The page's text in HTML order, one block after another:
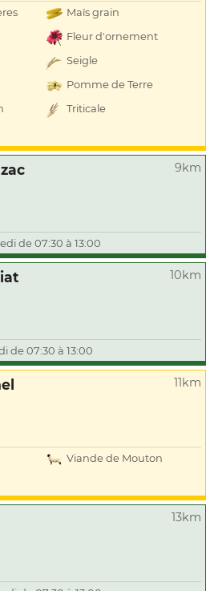
Maïs grain
Fleur d'ornement
Seigle
Pomme de Terre
Triticale
9km
de 07:30 à 13:00
10km
de 07:30 à 13:00
11km
Viande de Mouton
13km